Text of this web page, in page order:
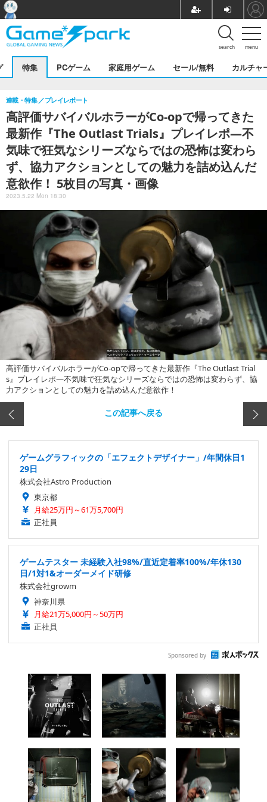
menu
search
特集 PCゲーム 家庭用ゲーム セール/無料 カルチャ
高評価サバイバルホラーがCo-opで帰ってきた
最新作『The Outlast Trials』プレイレポ―不
気味で狂気なシリーズならではの恐怖は変わら
ず、協力アクションとしての魅力を詰め込んだ
意欲作！ 5枚目の写真・画像
連載・特集 プレイレポート
2023.5.22 Mon 18:30
高評価サバイバルホラーがCo-opで帰ってきた最新作『The Outlast Trial
s』プレイレポ―不気味で狂気なシリーズならではの恐怖は変わらず、協
力アクションとしての魅力を詰め込んだ意欲作！
この記事へ戻る
ゲームグラフィックの「エフェクトデザイナー」/年間休日1
29日
株式会社Astro Production
東京都
月給25万円～61万5,700円
正社員
ゲームテスター 未経験入社98%/直近定着率100%/年休130
日/1対1&オーダーメイド研修
株式会社growm
神奈川県
月給21万5,000円～50万円
正社員
Sponsored by